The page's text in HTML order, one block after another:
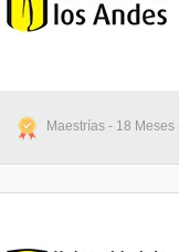
Maestrías - 18 Meses